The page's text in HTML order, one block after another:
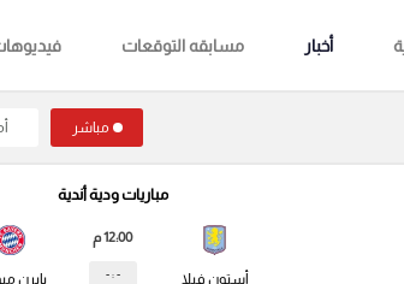
أخبار مسابقه التوقعات
مباشر
مباريات ودية أندية
أستون فيلا
12:00 م
- : - بايرن